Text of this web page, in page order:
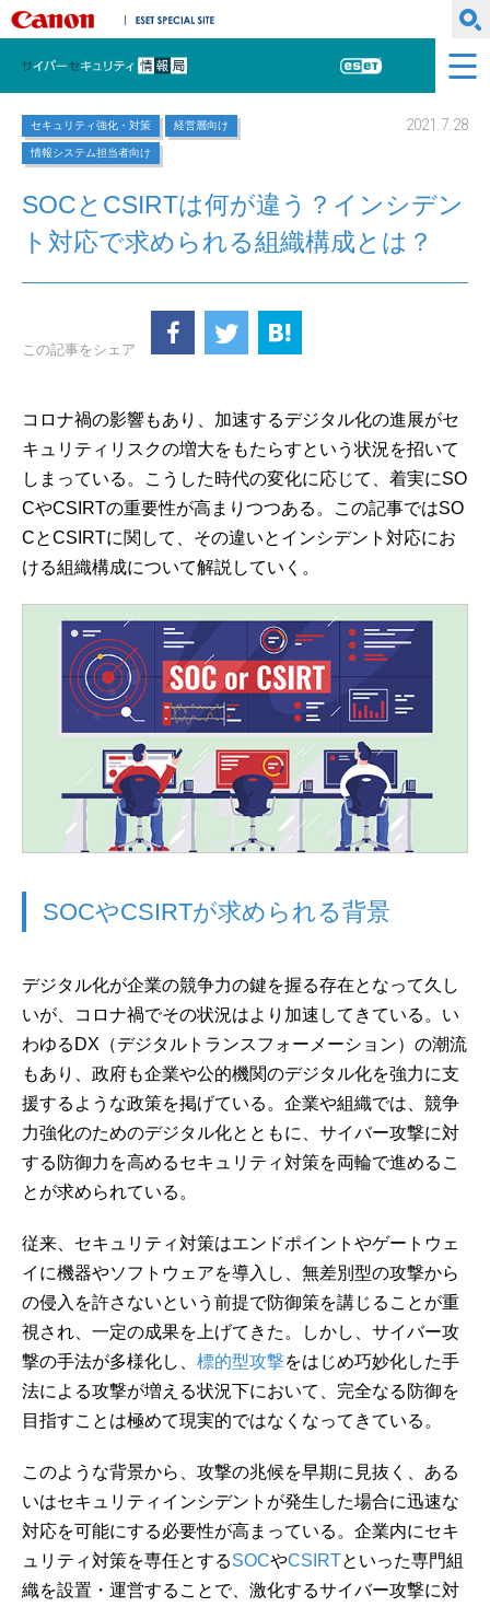
キヤノンマーケティングジャパン株式会社
サイバーセキュリティ情報局
ESET
セキュリティ強化・対策 経営層向け
情報システム担当者向け
2021.7.28
SOCとCSIRTは何が違う？インシデン
ト対応で求められる組織構成とは？
この記事をシェア
コロナ禍の影響もあり、加速するデジタル化の進展がセ
キュリティリスクの増大をもたらすという状況を招いて
しまっている。こうした時代の変化に応じて、着実にSO
CやCSIRTの重要性が高まりつつある。この記事ではSO
CとCSIRTに関して、その違いとインシデント対応にお
ける組織構成について解説していく。
SOCやCSIRTが求められる背景
デジタル化が企業の競争力の鍵を握る存在となって久し
いが、コロナ禍でその状況はより加速してきている。い
わゆるDX（デジタルトランスフォーメーション）の潮流
もあり、政府も企業や公的機関のデジタル化を強力に支
援するような政策を掲げている。企業や組織では、競争
力強化のためのデジタル化とともに、サイバー攻撃に対
する防御力を高めるセキュリティ対策を両輪で進めるこ
とが求められている。
従来、セキュリティ対策はエンドポイントやゲートウェ
イに機器やソフトウェアを導入し、無差別型の攻撃から
の侵入を許さないという前提で防御策を講じることが重
視され、一定の成果を上げてきた。しかし、サイバー攻
撃の手法が多様化し、 標的型攻撃をはじめ巧妙化した手
法による攻撃が増える状況下において、完全なる防御を
目指すことは極めて現実的ではなくなってきている。
このような背景から、攻撃の兆候を早期に見抜く、ある
いはセキュリティインシデントが発生した場合に迅速な
対応を可能にする必要性が高まっている。企業内にセキ
ュリティ対策を専任とするSOCやCSIRTといった専門組
織を設置・運営することで、激化するサイバー攻撃に対